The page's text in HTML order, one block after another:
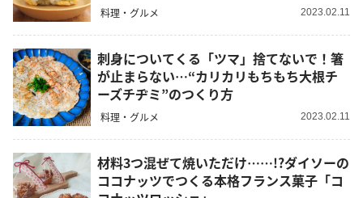
料理・グルメ 2023.02.11
刺身についてくる「ツマ」捨てないで！箸
が止まらない…“カリカリもちもち大根チ
ーズチヂミ”のつくり方
料理・グルメ 2023.02.11
材料3つ混ぜて焼いただけ……!?ダイソーの
ココナッツでつくる本格フランス菓子「コ